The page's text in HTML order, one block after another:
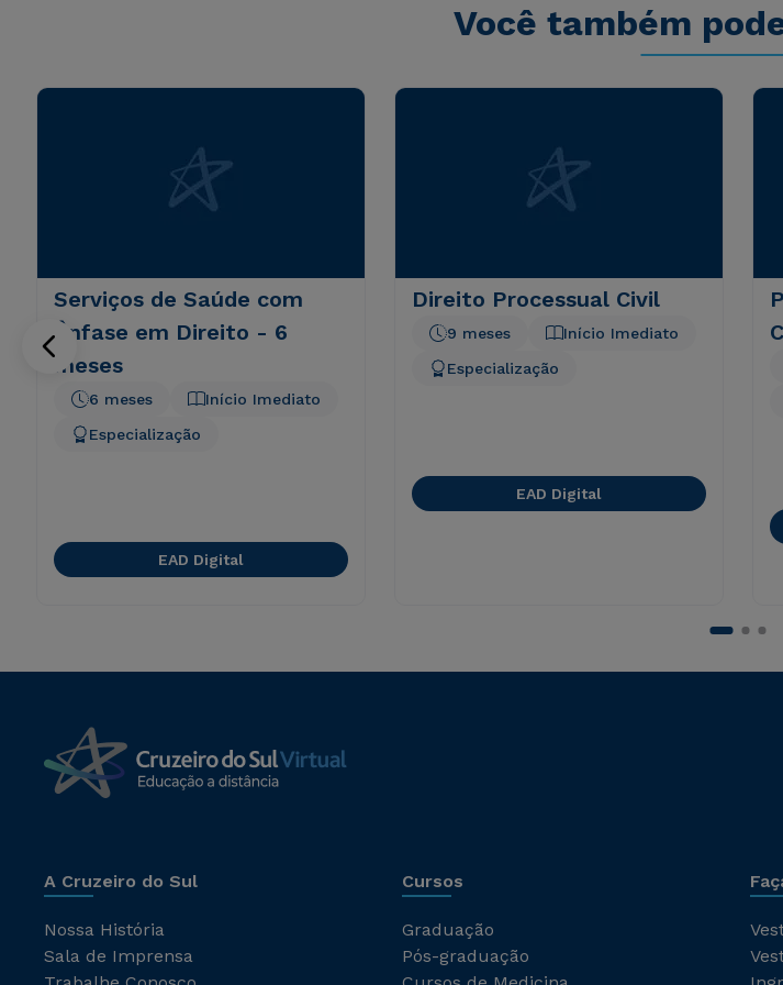
Você também
Serviços de Saúde com
Ênfase em Direito - 6
meses
Início Imediato
6 meses
Especialização
EAD Digital
Direito Processual Civil
Início Imediato
9 meses
Especialização
EAD Digital
A Cruzeiro do Sul
Nossa História
Sala de Imprensa
Cursos
Graduação
Pós-graduação